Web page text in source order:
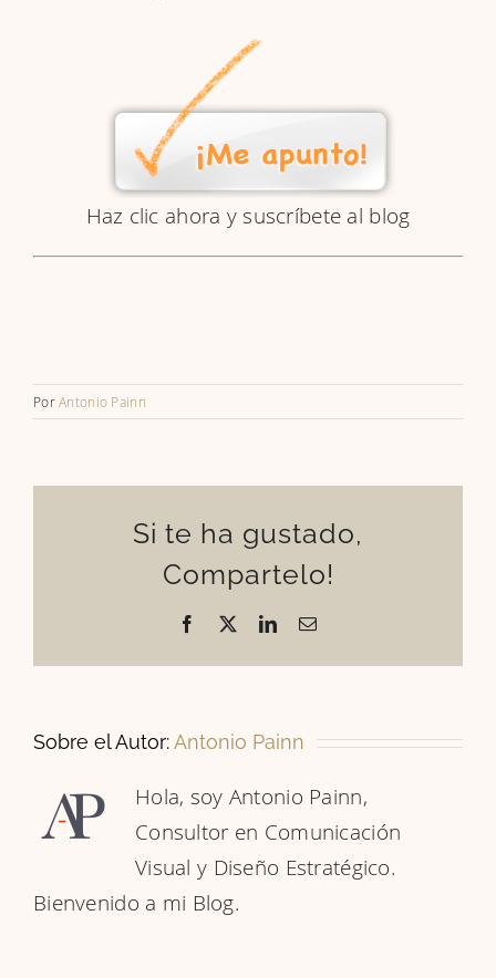
Haz clic ahora y suscríbete al blog
PorAntonio Painn
Si te ha gustado,
Compartelo!
Facebook LinkedInCorreo
Sobre el Autor:Antonio Painn
Hola, soy Antonio Painn,
Consultor en Comunicación
Visual y Diseño Estratégico.
Bienvenido a mi Blog.